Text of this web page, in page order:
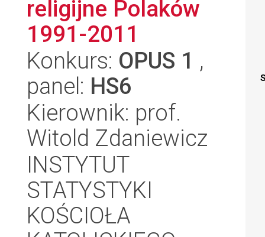
religijne Polaków
1991-2011
Konkurs: OPUS 1 ,
panel: HS6
Kierownik: prof.
Witold Zdaniewicz
INSTYTUT
STATYSTYKI
KOŚCIOŁA